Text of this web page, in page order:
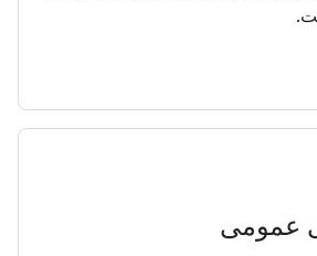
عمومی